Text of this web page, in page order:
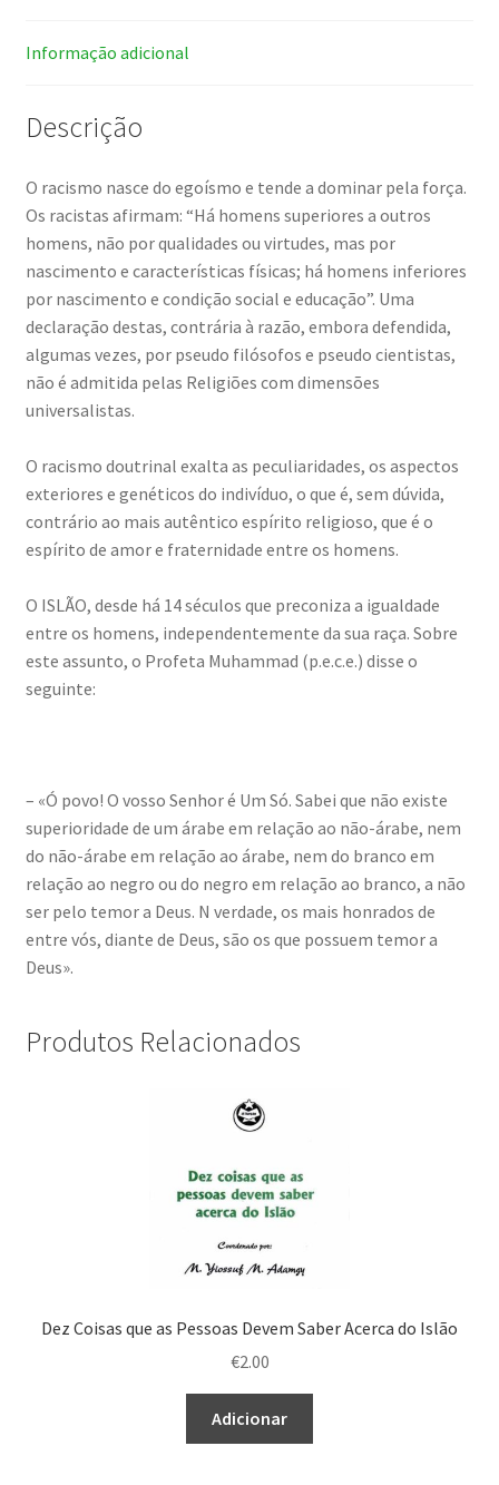
Informação adicional
Descrição
O racismo nasce do egoísmo e tende a dominar pela força.
Os racistas afirmam: “Há homens superiores a outros
homens, não por qualidades ou virtudes, mas por
nascimento e características físicas; há homens inferiores
por nascimento e condição social e educação”. Uma
declaração destas, contrária à razão, embora defendida,
algumas vezes, por pseudo filósofos e pseudo cientistas,
não é admitida pelas Religiões com dimensões
universalistas.
O racismo doutrinal exalta as peculiaridades, os aspectos
exteriores e genéticos do indivíduo, o que é, sem dúvida,
contrário ao mais autêntico espírito religioso, que é o
espírito de amor e fraternidade entre os homens.
O ISLÃO, desde há 14 séculos que preconiza a igualdade
entre os homens, independentemente da sua raça. Sobre
este assunto, o Profeta Muhammad (p.e.c.e.) disse o
seguinte:
– «Ó povo! O vosso Senhor é Um Só. Sabei que não existe
superioridade de um árabe em relação ao não-árabe, nem
do não-árabe em relação ao árabe, nem do branco em
relação ao negro ou do negro em relação ao branco, a não
ser pelo temor a Deus. N verdade, os mais honrados de
entre vós, diante de Deus, são os que possuem temor a
Deus».
Produtos Relacionados
Dez Coisas que as Pessoas Devem Saber Acerca do Islão
€2.00
Adicionar